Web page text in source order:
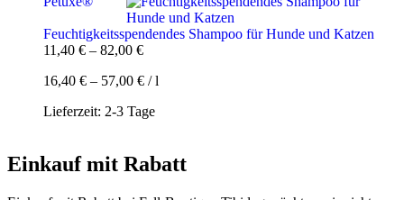
Feuchtigkeitsspendendes Shampoo für Hunde und Katzen
11,40 € – 82,00 €
16,40 € – 57,00 € /l
Lieferzeit: 2-3 Tage
Einkauf mit Rabatt